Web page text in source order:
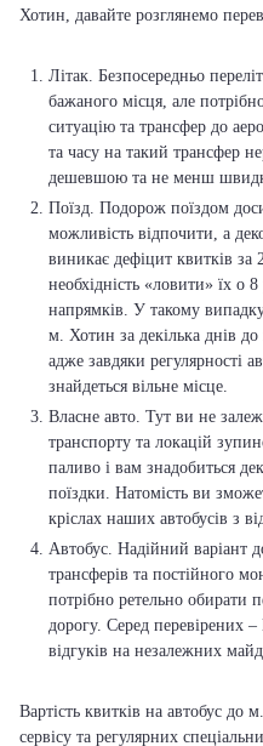
Хотин, давайте розглянемо
Літак. Безпосередньо
бажаного місця, але
ситуацію та трансфер до
та часу на такий трансфер
дешевшою та не менш
Поїзд. Подорож поїздом
можливість відпочити, а
виникає дефіцит квитків за
необхідність «ловити» їх о
напрямків. У такому
м. Хотин за декілька днів
адже завдяки регулярності
знайдеться вільне місце.
Власне авто. Тут ви не
транспорту та локацій
паливо і вам знадобиться
поїздки. Натомість ви
кріслах наших автобусів з
Автобус. Надійний варіант
трансферів та постійного
потрібно ретельно обирати
дорогу. Серед перевірених
відгуків на незалежних
Вартість квитків на автобус до
сервісу та регулярних